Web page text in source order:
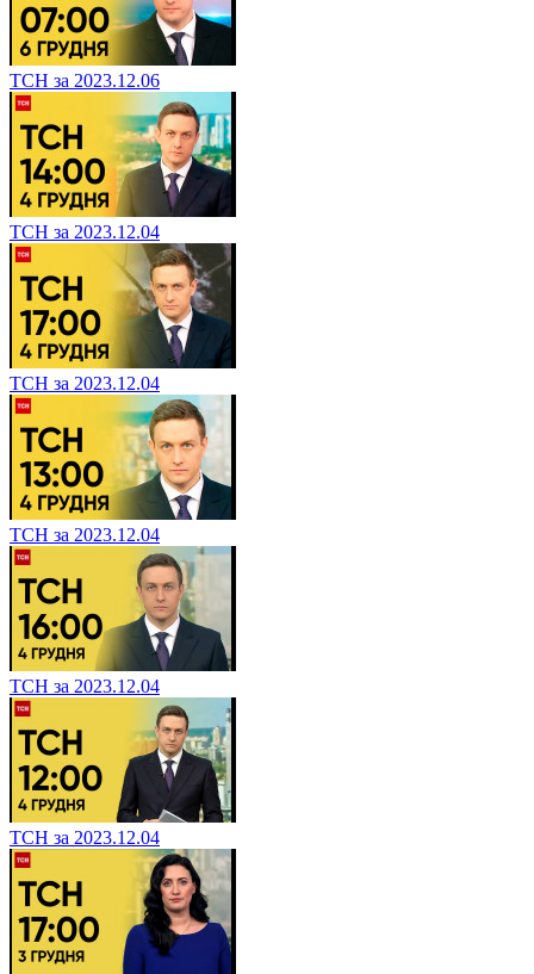
ТСН за 2023.12.06
ТСН за 2023.12.04
ТСН за 2023.12.04
ТСН за 2023.12.04
ТСН за 2023.12.04
ТСН за 2023.12.04